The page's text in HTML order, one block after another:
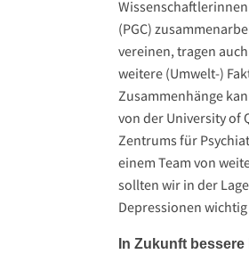
(PGC)
vereinen, tragen
weitere (Umwelt-)
Zusammenhänge
von der University of
Zentrums für
einem Team von
sollten wir in der
Depressionen
In Zukunft